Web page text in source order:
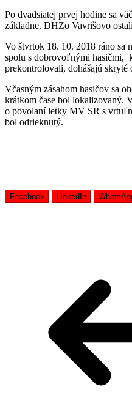
Po dvadsiatej prvej hodine sa
základne. DHZo Vavrišovo
Vo štvrtok 18. 10. 2018 ráno sa
spolu s dobrovoľnými hasičmi,
prekontrolovali, dohášajú skryté
Včasným zásahom hasičov sa
krátkom čase bol lokalizovaný.
o povolaní letky MV SR s
bol odrieknutý.
Facebook LinkedIn